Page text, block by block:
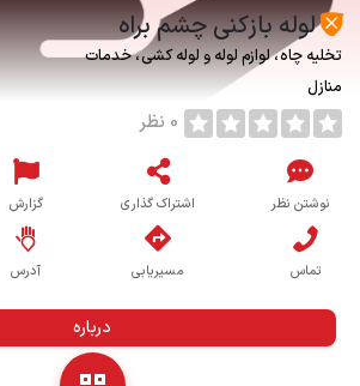
لوله بازکنی چشم براه
تخلیه چاه لوازم لوله و لوله کشی خدمات
منازل
0 نظر
نوشتن نظر اشتراک گذاری گزارش
تماس مسیریابی آدرس
درباره